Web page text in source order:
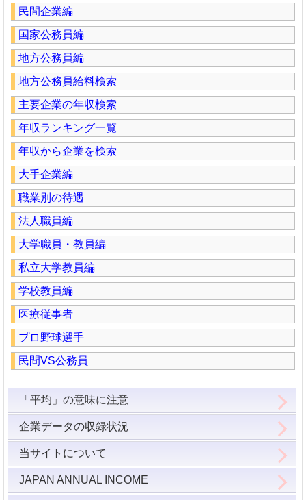
民間企業編
国家公務員編
地方公務員編
地方公務員給料検索
主要企業の年収検索
年収ランキング一覧
年収から企業を検索
大手企業編
職業別の待遇
法人職員編
大学職員・教員編
私立大学教員編
学校教員編
医療従事者
プロ野球選手
民間VS公務員
「平均」の意味に注意
企業データの収録状況
当サイトについて
JAPAN ANNUAL INCOME